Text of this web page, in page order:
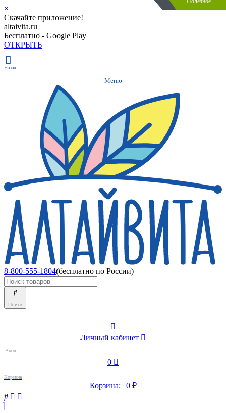
×
Скачайте приложение!
altaivita.ru
Бесплатно - Google Play
ОТКРЫТЬ
Назад
Меню
8-800-555-1804(бесплатно по России)
Поиск
Личный кабинет
Вход
0
Корзина
Корзина: 0 ₽